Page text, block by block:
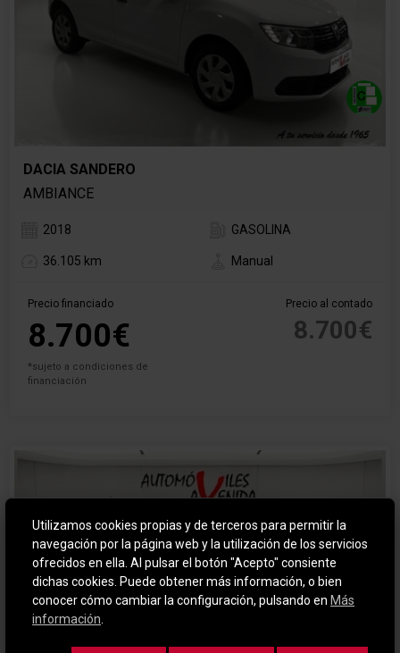
DACIA SANDERO
AMBIANCE
2018 GASOLINA
36.105 km Manual
Precio financiado
8.700€
*sujeto a condiciones de
financiación
Precio al contado
8.700€
Utilizamos cookies propias y de terceros para permitir la
navegación por la página web y la utilización de los servicios
ofrecidos en ella. Al pulsar el botón "Acepto" consiente
dichas cookies. Puede obtener más información, o bien
conocer cómo cambiar la configuración, pulsando en Más
información